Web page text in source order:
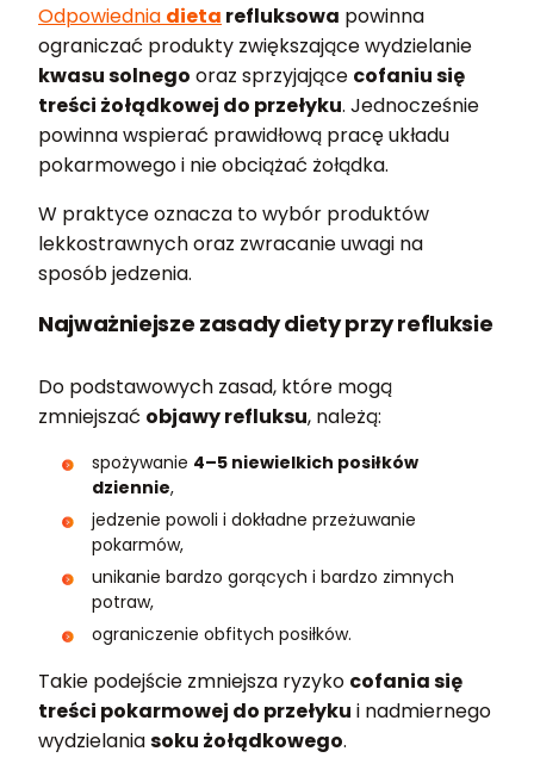
Odpowiednia dieta refluksowa powinna
ograniczać produkty zwiększające wydzielanie
kwasu solnego oraz sprzyjające cofaniu się
treści żołądkowej do przełyku. Jednocześnie
powinna wspierać prawidłową pracę układu
pokarmowego i nie obciążać żołądka.
W praktyce oznacza to wybór produktów
lekkostrawnych oraz zwracanie uwagi na
sposób jedzenia.
Najważniejsze zasady diety przy refluksie
Do podstawowych zasad, które mogą
zmniejszać objawy refluksu, należą:
spożywanie 4–5 niewielkich posiłków
dziennie,
jedzenie powoli i dokładne przeżuwanie
pokarmów,
unikanie bardzo gorących i bardzo zimnych
potraw,
ograniczenie obfitych posiłków.
Takie podejście zmniejsza ryzyko cofania się
treści pokarmowej do przełyku i nadmiernego
wydzielaniasoku żołądkowego.